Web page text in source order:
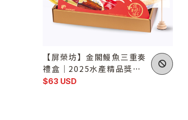
【屏榮坊】金閣鰻魚三重奏
禮盒｜2025水產精品獎｜
蒲燒鰻・白燒鰻・輕調味鰻
$63 USD